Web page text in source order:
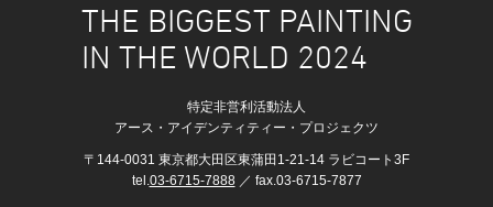
THE BIGGEST PAINTING
IN THE WORLD 2024
特定非営利活動法人
アース・アイデンティティー・プロジェクツ
〒144-0031 東京都大田区東蒲田1-21-14 ラビコート3F
tel. 03-6715-7888／ fax.03-6715-7877